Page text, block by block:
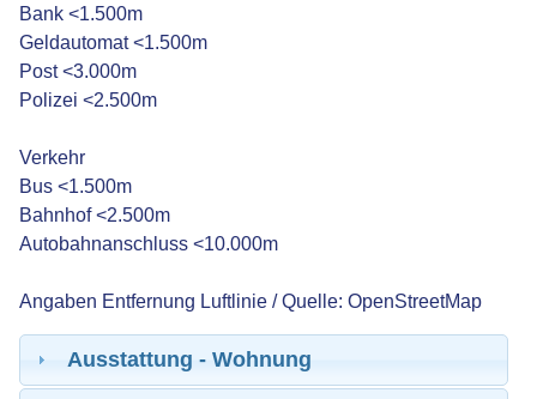
Bank <1.500m
Geldautomat <1.500m
Post <3.000m
Polizei <2.500m
Verkehr
Bus <1.500m
Bahnhof <2.500m
Autobahnanschluss <10.000m
Angaben Entfernung Luftlinie / Quelle: OpenStreetMap
Ausstattung - Wohnung